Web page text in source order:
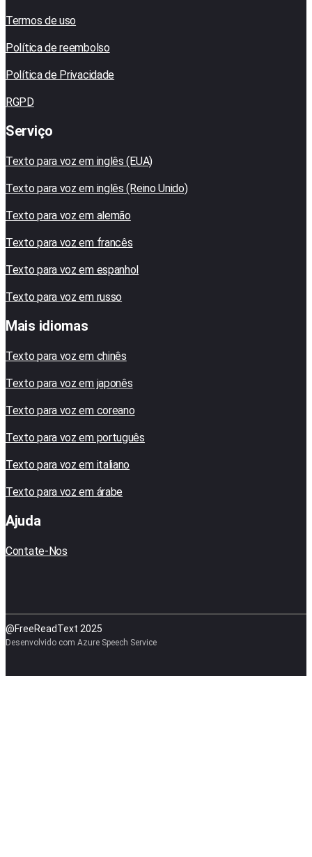
Termos de uso
Política de reembolso
Política de Privacidade
RGPD
Serviço
Texto para voz em inglês (EUA)
Texto para voz em inglês (Reino Unido)
Texto para voz em alemão
Texto para voz em francês
Texto para voz em espanhol
Texto para voz em russo
Mais idiomas
Texto para voz em chinês
Texto para voz em japonês
Texto para voz em coreano
Texto para voz em português
Texto para voz em italiano
Texto para voz em árabe
Ajuda
Contate-Nos
@FreeReadText 2025
Desenvolvido com Azure Speech Service